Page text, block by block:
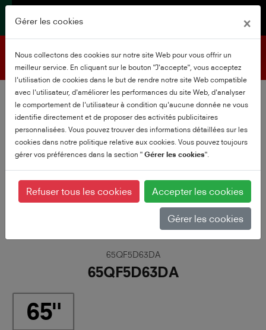
Assistance produits
65QF5D63DA
65QF5D63DA
65
Gérer les cookies ×
Nous collectons des cookies sur notre site Web pour vous offrir un
meilleur service. En cliquant sur le bouton "J'accepte", vous acceptez
l'utilisation de cookies dans le but de rendre notre site Web compatible
avec l'utilisateur, d'améliorer les performances du site Web, d'analyser
le comportement de l'utilisateur à condition qu'aucune donnée ne vous
identifie directement et de proposer des activités publicitaires
personnalisées. Vous pouvez trouver des informations détaillées sur les
cookies dans notre politique relative aux cookies. Vous pouvez toujours
gérer vos préférences dans la section " Gérer les cookies".
Refuser tous les cookies Accepter les cookies
Gérer les cookies